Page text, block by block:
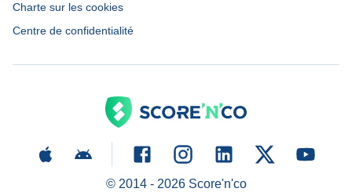
Charte sur les cookies
Centre de confidentialité
© 2014 - 2026Score'n'co